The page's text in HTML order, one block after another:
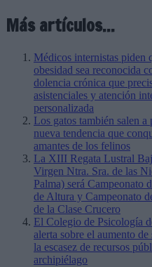
Más artículos...
Médicos internistas piden
obesidad sea reconocida
dolencia crónica que
asistenciales y atención
personalizada
Los gatos también salen a
nueva tendencia que
amantes de los felinos
La XIII Regata Lustral
Virgen Ntra. Sra. de las
Palma) será Campeonato
de Altura y Campeonato
de la Clase Crucero
El Colegio de Psicología
alerta sobre el aumento
la escasez de recursos
archipiélago